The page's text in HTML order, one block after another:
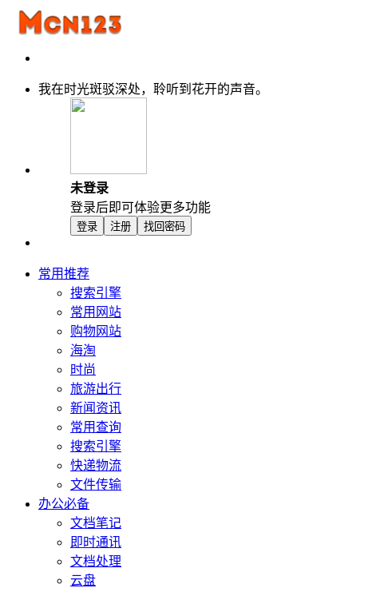
我在时光斑驳深处，聆听到花开的声音。
未登录
登录后即可体验更多功能
登录 注册 找回密码
常用推荐
搜索引擎
常用网站
购物网站
海淘
时尚
旅游出行
新闻资讯
常用查询
搜索引擎
快递物流
文件传输
办公必备
文档笔记
即时通讯
文档处理
云盘